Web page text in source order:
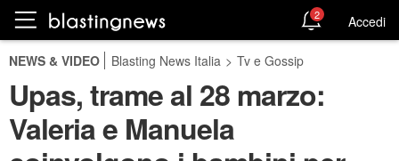
2 Accedi
NEWS & VIDEO Blasting News Italia > Tv e Gossip
Upas, trame al 28 marzo:
Valeria e Manuela